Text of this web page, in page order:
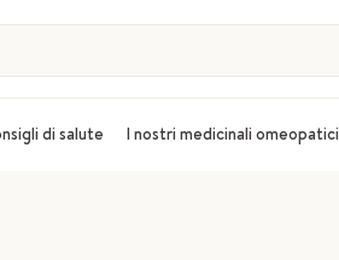
di salute I nostri medicinali omeopatici